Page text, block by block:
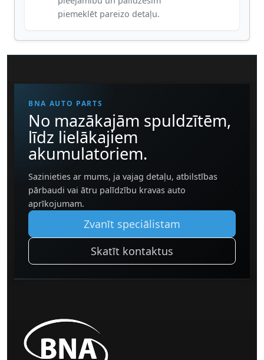
piemeklēt pareizo detaļu.
BNA AUTO PARTS
No mazākajām spuldzītēm,
līdz lielākajiem
akumulatoriem.
Sazinieties ar mums, ja vajag detaļu, atbilstības
pārbaudi vai ātru palīdzību kravas auto
aprīkojumam.
Zvanīt speciālistam
Skatīt kontaktus